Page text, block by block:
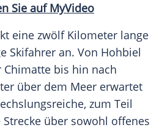
Sie auf MyVideo
eine zwölf Kilometer lange
Skifahrer an. Von Hohbiel
bis hin nach
über dem Meer erwartet
zum Teil
über sowohl offenes